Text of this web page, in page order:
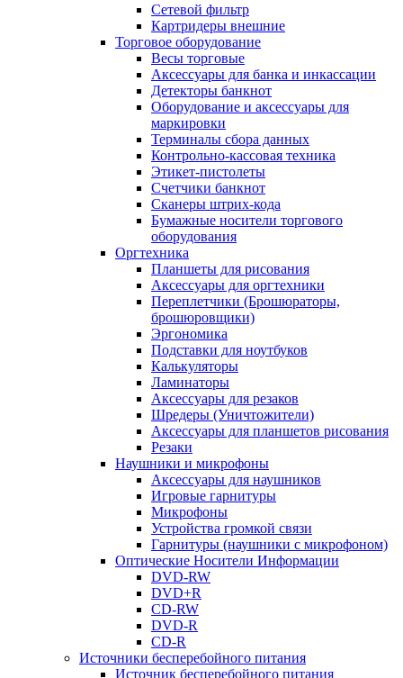
Сетевой фильтр
Картридеры внешние
Торговое оборудование
Весы торговые
Аксессуары для банка и инкассации
Детекторы банкнот
Оборудование и аксессуары для
маркировки
Терминалы сбора данных
Контрольно-кассовая техника
Этикет-пистолеты
Счетчики банкнот
Сканеры штрих-кода
Бумажные носители торгового
оборудования
Оргтехника
Планшеты для рисования
Аксессуары для оргтехники
Переплетчики (Брошюраторы,
брошюровщики)
Эргономика
Подставки для ноутбуков
Калькуляторы
Ламинаторы
Аксессуары для резаков
Шредеры (Уничтожители)
Аксессуары для планшетов рисования
Резаки
Наушники и микрофоны
Аксессуары для наушников
Игровые гарнитуры
Микрофоны
Устройства громкой связи
Гарнитуры (наушники с микрофоном)
Оптические Носители Информации
DVD-RW
DVD+R
CD-RW
DVD-R
CD-R
Источники бесперебойного питания
Источник бесперебойного питания